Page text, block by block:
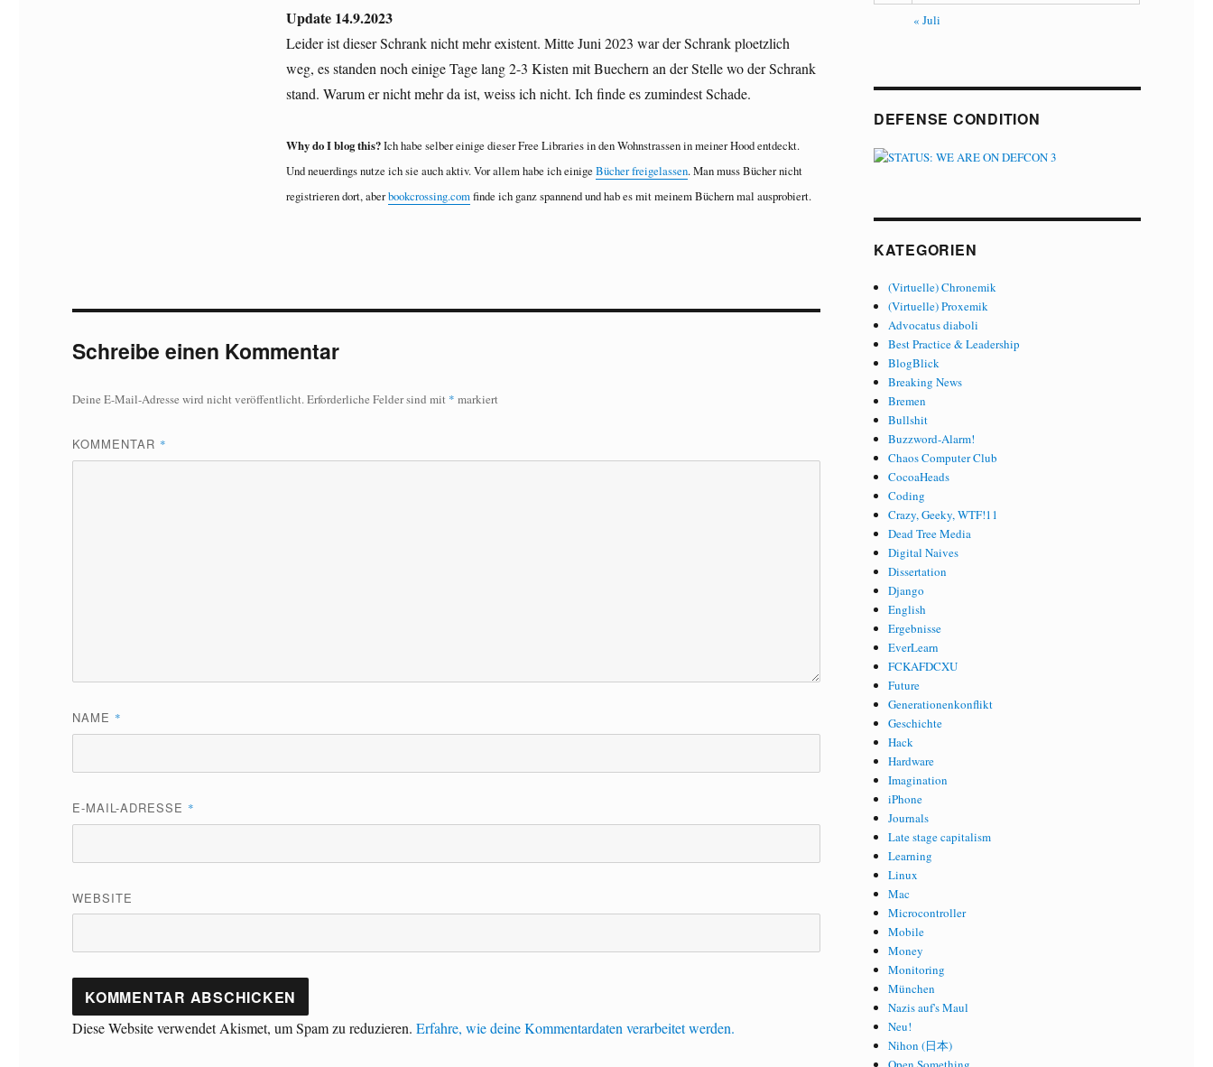
Update 14.9.2023
Leider ist dieser Schrank nicht mehr existent. Mitte Juni 2023 war der Schrank ploetzlich
weg, es standen noch einige Tage lang 2-3 Kisten mit Buechern an der Stelle wo der Schrank
stand. Warum er nicht mehr da ist, weiss ich nicht. Ich finde es zumindest Schade.
Why do I blog this?Ich habe selber einige dieser Free Libraries in den Wohnstrassen in meiner Hood entdeckt.
Und neuerdings nutze ich sie auch aktiv. Vor allem habe ich einige Bücher freigelassen. Man muss Bücher nicht
registrieren dort, aberbookcrossing.comfinde ich ganz spannend und hab es mit meinem Büchern mal ausprobiert.
Schreibe einen Kommentar
Deine E-Mail-Adresse wird nicht veröffentlicht.Erforderliche Felder sind mit * markiert
KOMMENTAR *
NAME *
E-MAIL-ADRESSE *
WEBSITE
Diese Website verwendet Akismet, um Spam zu reduzieren.Erfahre, wie deine Kommentardaten verarbeitet werden.
« Juli
DEFENSE CONDITION
KATEGORIEN
(Virtuelle) Chronemik
(Virtuelle) Proxemik
Advocatus diaboli
Best Practice & Leadership
BlogBlick
Breaking News
Bremen
Bullshit
Buzzword-Alarm!
Chaos Computer Club
CocoaHeads
Coding
Crazy, Geeky, WTF!11
Dead Tree Media
Digital Naives
Dissertation
Django
English
Ergebnisse
EverLearn
FCKAFDCXU
Future
Generationenkonflikt
Geschichte
Hack
Hardware
Imagination
iPhone
Journals
Late stage capitalism
Learning
Linux
Mac
Microcontroller
Mobile
Money
Monitoring
München
Nazis auf's Maul
Neu!
Nihon (日本)